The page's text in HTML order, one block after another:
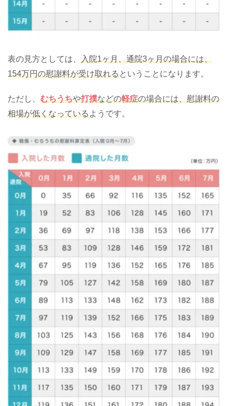
表の見方としては、 入院1ヶ月、通院3ヶ月の場合には、
154万円の慰謝料が受け取れるということになります。
ただし、 むちうちや打撲などの軽症の場合には、慰謝料の
相場が低くなっているようです。